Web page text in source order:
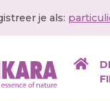
je als: